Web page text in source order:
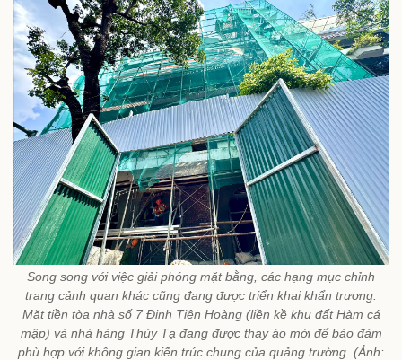
Song song với việc giải phóng mặt bằng, các hạng mục chỉnh
trang cảnh quan khác cũng đang được triển khai khẩn trương.
Mặt tiền tòa nhà số 7 Đinh Tiên Hoàng (liền kề khu đất Hàm cá
mập) và nhà hàng Thủy Tạ đang được thay áo mới để bảo đảm
phù hợp với không gian kiến trúc chung của quảng trường. (Ảnh: